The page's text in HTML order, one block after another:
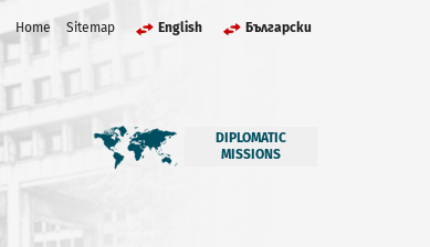
Home Sitemap English Български
DIPLOMATIC
MISSIONS